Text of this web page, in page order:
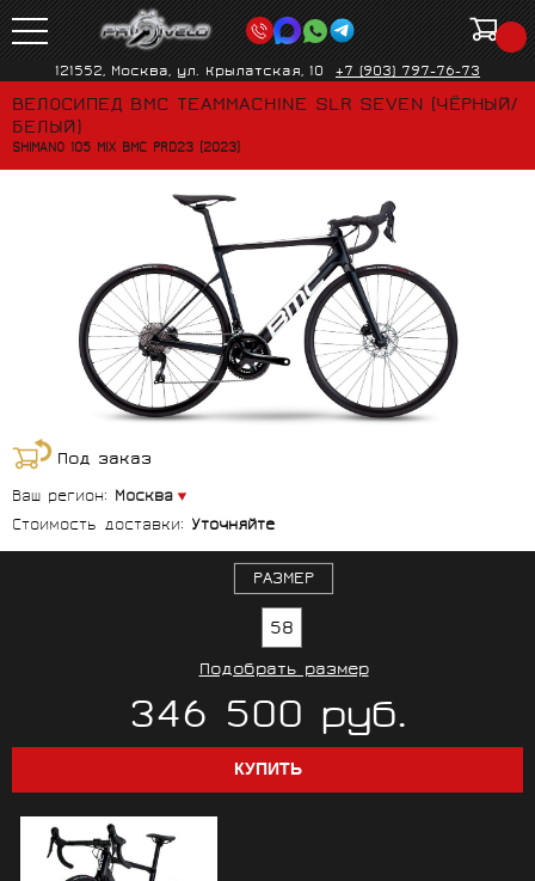
121552, Москва, ул. Крылатская, 10 +7 (903) 797-76-73
ВЕЛОСИПЕД BMC TEAMMACHINE SLR SEVEN (ЧЁРНЫЙ/
БЕЛЫЙ)
SHIMANO 105 MIX BMC PRD23 (2023)
Под заказ
Ваш регион: Москва
Стоимость доставки: Уточняйте
РАЗМЕР
58
Подобрать размер
346 500 руб.